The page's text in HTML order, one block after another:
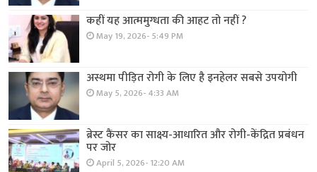
कहीं यह आत्ममुग्धता की आहट तो नहीं ?
May 19, 2026- 5:49 PM
अस्थमा पीड़ित रोगी के लिए है इनहेलर सबसे उपयोगी
May 5, 2026- 4:33 AM
ब्रेस्ट कैंसर का साक्ष्य-आधारित और रोगी-केंद्रित प्रबंधन
पर जोर
April 5, 2026- 12:20 AM